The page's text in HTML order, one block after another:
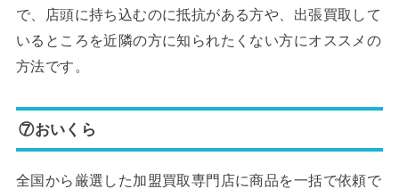
で、店頭に持ち込むのに抵抗がある方や、出張買取して
いるところを近隣の方に知られたくない方にオススメの
方法です。
⑦おいくら
全国から厳選した加盟買取専門店に商品を一括で依頼で